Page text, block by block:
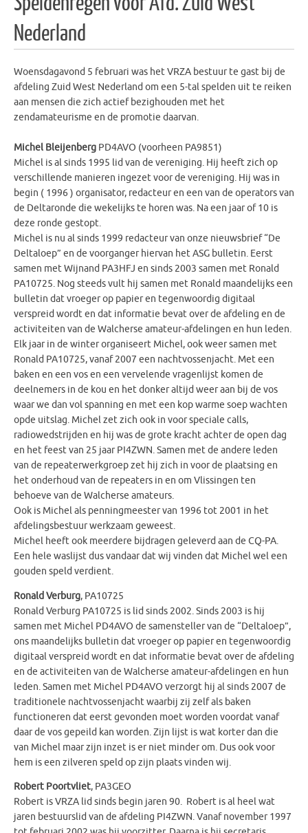
Nederland
Woensdagavond 5 februari was het VRZA bestuur te gast bij de
afdeling Zuid West Nederland om een 5-tal spelden uit te reiken
aan mensen die zich actief bezighouden met het
zendamateurisme en de promotie daarvan.
Michel Bleijenberg PD4AVO (voorheen PA9851)
Michel is al sinds 1995 lid van de vereniging. Hij heeft zich op
verschillende manieren ingezet voor de vereniging. Hij was in
begin ( 1996 ) organisator, redacteur en een van de operators van
de Deltaronde die wekelijks te horen was. Na een jaar of 10 is
deze ronde gestopt.
Michel is nu al sinds 1999 redacteur van onze nieuwsbrief “De
Deltaloep” en de voorganger hiervan het ASG bulletin. Eerst
samen met Wijnand PA3HFJ en sinds 2003 samen met Ronald
PA10725. Nog steeds vult hij samen met Ronald maandelijks een
bulletin dat vroeger op papier en tegenwoordig digitaal
verspreid wordt en dat informatie bevat over de afdeling en de
activiteiten van de Walcherse amateur-afdelingen en hun leden.
Elk jaar in de winter organiseert Michel, ook weer samen met
Ronald PA10725, vanaf 2007 een nachtvossenjacht. Met een
baken en een vos en een vervelende vragenlijst komen de
deelnemers in de kou en het donker altijd weer aan bij de vos
waar we dan vol spanning en met een kop warme soep wachten
opde uitslag. Michel zet zich ook in voor speciale calls,
radiowedstrijden en hij was de grote kracht achter de open dag
en het feest van 25 jaar PI4ZWN. Samen met de andere leden
van de repeaterwerkgroep zet hij zich in voor de plaatsing en
het onderhoud van de repeaters in en om Vlissingen ten
behoeve van de Walcherse amateurs.
Ook is Michel als penningmeester van 1996 tot 2001 in het
afdelingsbestuur werkzaam geweest.
Michel heeft ook meerdere bijdragen geleverd aan de CQ-PA.
Een hele waslijst dus vandaar dat wij vinden dat Michel wel een
gouden speld verdient.
Ronald Verburg, PA10725
Ronald Verburg PA10725 is lid sinds 2002. Sinds 2003 is hij
samen met Michel PD4AVO de samensteller van de “Deltaloep”,
ons maandelijks bulletin dat vroeger op papier en tegenwoordig
digitaal verspreid wordt en dat informatie bevat over de afdeling
en de activiteiten van de Walcherse amateur-afdelingen en hun
leden. Samen met Michel PD4AVO verzorgt hij al sinds 2007 de
traditionele nachtvossenjacht waarbij zij zelf als baken
functioneren dat eerst gevonden moet worden voordat vanaf
daar de vos gepeild kan worden. Zijn lijst is wat korter dan die
van Michel maar zijn inzet is er niet minder om. Dus ook voor
hem is een zilveren speld op zijn plaats vinden wij.
Robert Poortvliet, PA3GEO
Robert is VRZA lid sinds begin jaren 90. Robert is al heel wat
jaren bestuurslid van de afdeling PI4ZWN. Vanaf november 1997